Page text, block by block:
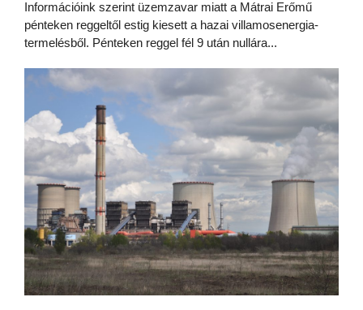
Információink szerint üzemzavar miatt a Mátrai Erőmű
pénteken reggeltől estig kiesett a hazai villamosenergia-
termelésből. Pénteken reggel fél 9 után nullára...